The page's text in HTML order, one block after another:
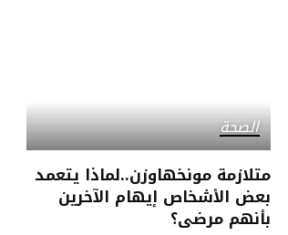
الصحة
متلازمة مونخهاوزن..لماذا يتعمد
بعض الأشخاص إيهام الآخرين
بأنهم مرضى؟